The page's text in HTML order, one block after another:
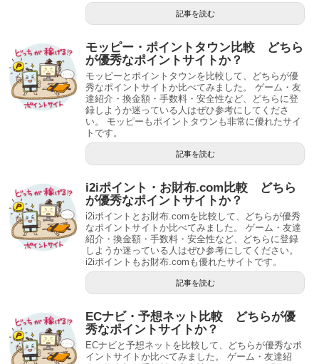
記事を読む
モッピー・ポイントタウン比較 どちら
が優秀なポイントサイトか？
モッピーとポイントタウンを比較して、どちらが優
秀なポイントサイトか比べてみました。 ゲーム・友
達紹介・換金額・手数料・安全性など、どちらに登
録しようか迷っている人はぜひ参考にしてくださ
い。 モッピーもポイントタウンも非常に優れたサイ
トです。
記事を読む
i2iポイント・お財布.com比較 どちら
が優秀なポイントサイトか？
i2iポイントとお財布.comを比較して、どちらが優秀
なポイントサイトか比べてみました。 ゲーム・友達
紹介・換金額・手数料・安全性など、どちらに登録
しようか迷っている人はぜひ参考にしてください。
i2iポイントもお財布.comも優れたサイトです。
記事を読む
ECナビ・予想ネット比較 どちらが優
秀なポイントサイトか？
ECナビと予想ネットを比較して、どちらが優秀なポ
イントサイトか比べてみました。 ゲーム・友達紹